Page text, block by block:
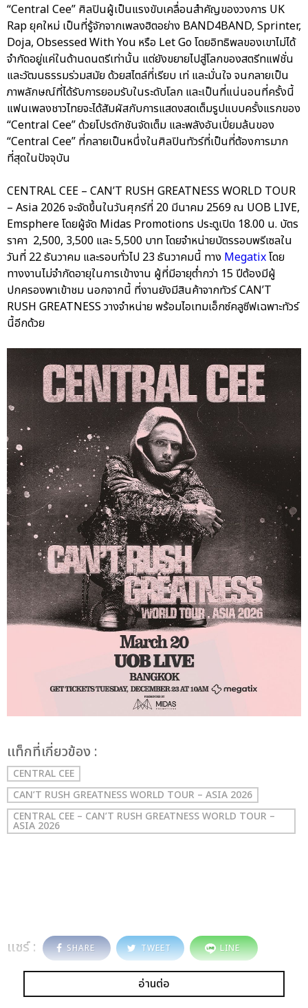
“Central Cee” ศิลปินผู้เป็นแรงขับเคลื่อนสำคัญของวงการ UK
Rap ยุคใหม่ เป็นที่รู้จักจากเพลงฮิตอย่าง BAND4BAND, Sprinter,
Doja, Obsessed With You หรือ Let Go โดยอิทธิพลของเขาไม่ได้
จำกัดอยู่แค่ในด้านดนตรีเท่านั้น แต่ยังขยายไปสู่โลกของสตรีทแฟชั่น
และวัฒนธรรมร่วมสมัย ด้วยสไตล์ที่เรียบ เท่ และมั่นใจ จนกลายเป็น
ภาพลักษณ์ที่ได้รับการยอมรับในระดับโลก และเป็นที่แน่นอนที่ครั้งนี้
แฟนเพลงชาวไทยจะได้สัมผัสกับการแสดงสดเต็มรูปแบบครั้งแรกของ
“Central Cee” ด้วยโปรดักชันจัดเต็ม และพลังอันเปี่ยมล้นของ
“Central Cee” ที่กลายเป็นหนึ่งในศิลปินทัวร์ที่เป็นที่ต้องการมาก
ที่สุดในปัจจุบัน
CENTRAL CEE – CAN’T RUSH GREATNESS WORLD TOUR
– Asia 2026 จะจัดขึ้นในวันศุกร์ที่ 20 มีนาคม 2569 ณ UOB LIVE,
Emsphere โดยผู้จัด Midas Promotions ประตูเปิด 18.00 น. บัตร
ราคา 2,500, 3,500 และ 5,500 บาท โดยจำหน่ายบัตรรอบพรีเซลใน
วันที่ 22 ธันวาคม และรอบทั่วไป 23 ธันวาคมนี้ ทาง Megatixโดย
ทางงานไม่จำกัดอายุในการเข้างาน ผู้ที่มีอายุต่ำกว่า 15 ปีต้องมีผู้
ปกครองพาเข้าชม นอกจากนี้ ที่งานยังมีสินค้าจากทัวร์ CAN’T
RUSH GREATNESS วางจำหน่าย พร้อมไอเทมเอ็กซ์คลูซีฟเฉพาะทัวร์
นี้อีกด้วย
เเท็กที่เกี่ยวข้อง :
CENTRAL CEE
CAN’T RUSH GREATNESS WORLD TOUR – ASIA 2026
CENTRAL CEE – CAN’T RUSH GREATNESS WORLD TOUR –
ASIA 2026
แชร์ : SHARE TWEET LINE
อ่านต่อ